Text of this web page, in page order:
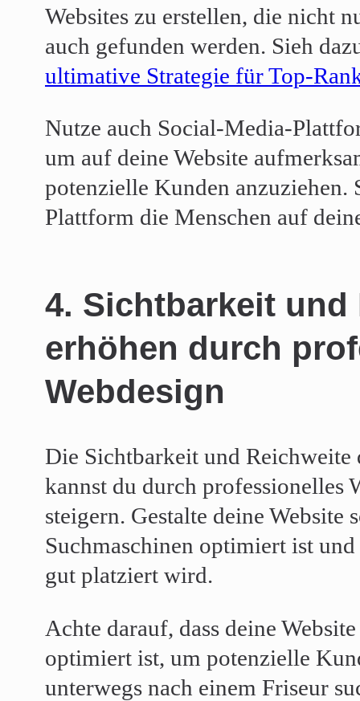
Websites zu erstellen, die nicht
auch gefunden werden. Sieh
ultimative Strategie für Top-
Nutze auch Social-Media-
um auf deine Website
potenzielle Kunden anzuziehen.
Plattform die Menschen auf
4. Sichtbarkeit und
erhöhen durch
Webdesign
Die Sichtbarkeit und Reichweite
kannst du durch professionelles
steigern. Gestalte deine Website
Suchmaschinen optimiert ist
gut platziert wird.
Achte darauf, dass deine
optimiert ist, um potenzielle
unterwegs nach einem Friseur